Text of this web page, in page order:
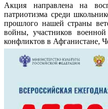
Акция направлена на
патриотизма среди
прошлого нашей страны
войны, участников
конфликтов в Афганистане,